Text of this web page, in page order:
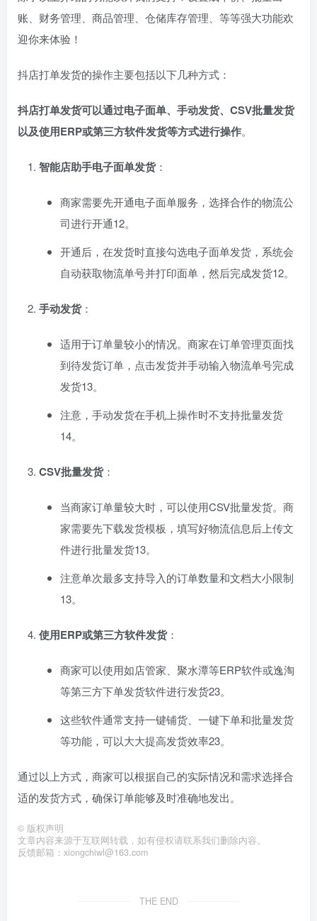
账、财务管理、商品管理、仓储库存管理、等等强大功能欢
迎你来体验！
抖店打单发货的操作主要包括以下几种方式：
抖店打单发货可以通过电子面单、手动发货、CSV批量发货
以及使用ERP或第三方软件发货等方式进行操作‌。
智能‌店助手电子面单发货‌：
商家需要先开通电子面单服务，选择合作的物流公
司进行开通‌12。
开通后，在发货时直接勾选电子面单发货，系统会
自动获取物流单号并打印面单，然后完成发货‌12。
手动发货‌：
适用于订单量较小的情况。商家在订单管理页面找
到待发货订单，点击发货并手动输入物流单号完成
发货‌13。
注意，手动发货在手机上操作时不支持批量发货‌
14。
CSV批量发货‌：
当商家订单量较大时，可以使用CSV批量发货。商
家需要先下载发货模板，填写好物流信息后上传文
件进行批量发货‌13。
注意单次最多支持导入的订单数量和文档大小限制‌
13。
使用ERP或第三方软件发货‌：
商家可以使用如店管家、聚水潭等ERP软件或逸淘
等第三方下单发货软件进行发货‌23。
这些软件通常支持一键铺货、一键下单和批量发货
等功能，可以大大提高发货效率‌23。
通过以上方式，商家可以根据自己的实际情况和需求选择合
适的发货方式，确保订单能够及时准确地发出。
© 版权声明
文章内容来源于互联网转载，如有侵权请联系我们删除内容。
反馈邮箱：xiongchiwl@163.com
THE END